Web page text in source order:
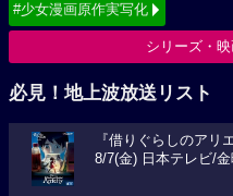
#少女漫画原作実写化
シリーズ・
必見！地上波放送リスト
『借りぐらしのアリ
8/7(金) 日本テレビ/